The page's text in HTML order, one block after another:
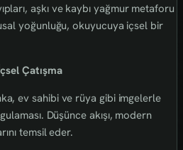
aşkı ve kaybı yağmur metaforu
yoğunluğu, okuyucuya içsel bir
Çatışma
ev sahibi ve rüya gibi imgelerle
Düşünce akışı, modern
temsil eder.